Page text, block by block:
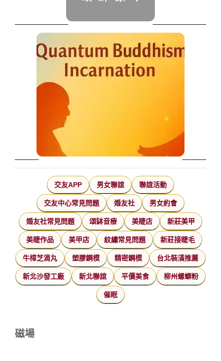
交友APP 男女聯誼 聯誼活動
交友中心常見問題 婚友社 男女約會
婚友社常見問題 頌缽音療 美睫店 新莊美甲
美睫作品 美甲店 紋繡常見問題 新莊接睫毛
牛樟芝滴丸 塑膠鋼模 精密鋼模 台北裝潢推薦
新北沙發工廠 新北聯誼 平價美食 柳州螺螄粉
催眠
磁場